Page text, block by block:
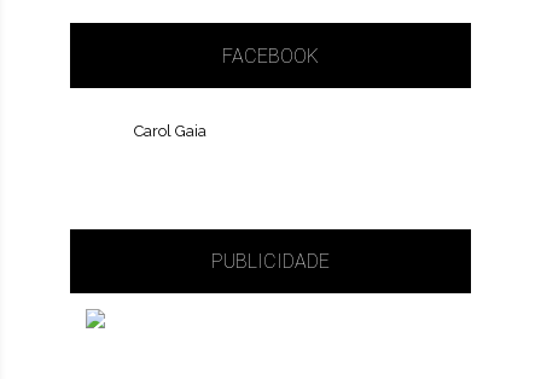
FACEBOOK
Carol Gaia
PUBLICIDADE